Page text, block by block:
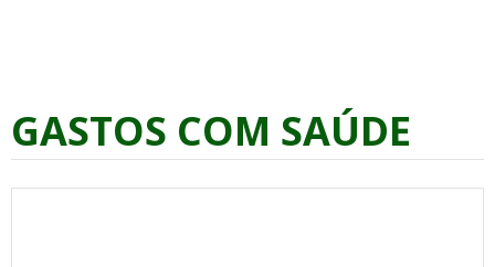
GASTOS COM SAÚDE